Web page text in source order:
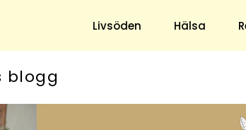
Livsöden Hälsa
& Trädgård Underhållning
blogg